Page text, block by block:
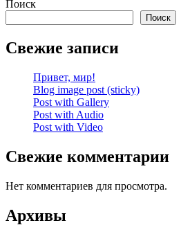
Поиск
Поиск
Свежие записи
Привет, мир!
Blog image post (sticky)
Post with Gallery
Post with Audio
Post with Video
Свежие комментарии
Нет комментариев для просмотра.
Архивы